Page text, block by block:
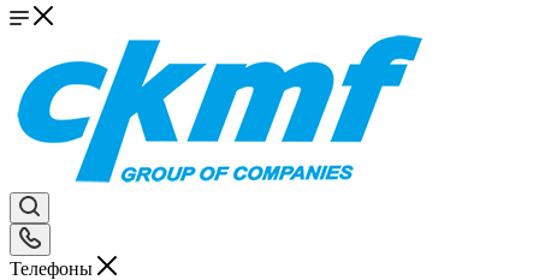
Телефоны